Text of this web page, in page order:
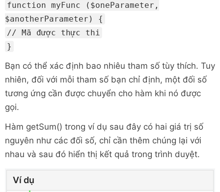
function myFunc ($oneParameter,
$anotherParameter) {
// Mã được thực thi
}
Bạn có thể xác định bao nhiêu tham số tùy thích. Tuy
nhiên, đối với mỗi tham số bạn chỉ định, một đối số
tương ứng cần được chuyển cho hàm khi nó được
gọi.
Hàm getSum() trong ví dụ sau đây có hai giá trị số
nguyên như các đối số, chỉ cần thêm chúng lại với
nhau và sau đó hiển thị kết quả trong trình duyệt.
Ví dụ